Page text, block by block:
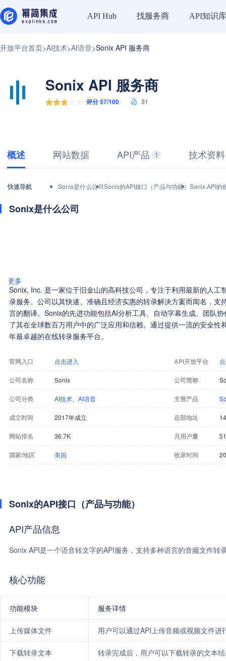
API Hub 找服务商 API知识库
开放平台首页>AI技术>AI语音>Sonix API 服务商
Sonix API 服务商
评分 57/100 31
概述 网站数据 API产品 1 技术资料
快速导航 Sonix是什么公司Sonix的API接口（产品与功能） Sonix API的
Sonix是什么公司
更多
Sonix, Inc. 是一家位于旧金山的高科技公司，专注于利用最新的人工
录服务。公司以其快速、准确且经济实惠的转录解决方案而闻名，支
言的翻译。Sonix的先进功能包括AI分析工具、自动字幕生成、团队
了其在全球数百万用户中的广泛应用和信赖。通过提供一流的安全性
年最卓越的在线转录服务平台。
官网入口 点击进入 API开放平台
公司名称 Sonix 公司简称
公司分类 AI技术 AI语音 主营产品
成立时间 2017年成立 总部地址
网站排名 36.7K 月用户量
国家/地区 美国 收录时间
Sonix的API接口（产品与功能）
API产品信息
Sonix API是一个语音转文字的API服务，支持多种语言的音频文件
核心功能
功能模块 服务详情
上传媒体文件 用户可以通过API上传音频或视频文件进
下载转录文本 转录完成后，用户可以下载转录的文本